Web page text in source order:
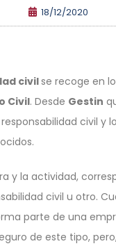
18/12/2020
civilse recoge en
Civil. Desde Gestin
civil y
y la actividad,
civil u otro.
parte de una
de este tipo,